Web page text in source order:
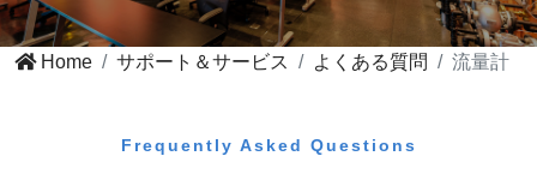
Home サポート＆サービス よくある質問 流量計
Frequently Asked Questions